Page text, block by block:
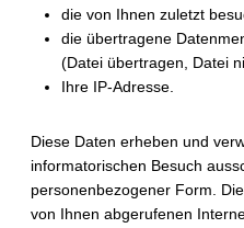
die von Ihnen zuletzt
die übertragene
(Datei übertragen, Datei
Ihre IP-Adresse.
Diese Daten erheben und
informatorischen Besuch
personenbezogener Form.
von Ihnen abgerufenen